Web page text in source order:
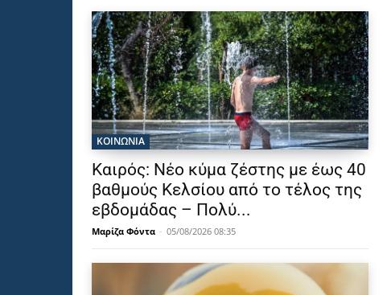
ΚΟΙΝΩΝΙΑ
Καιρός: Νέο κύμα ζέστης με έως 40
βαθμούς Κελσίου από το τέλος της
εβδομάδας – Πολύ...
Μαρίζα Φόντα - 05/08/2026 08:35